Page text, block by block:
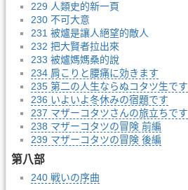
229 人類史的新一頁
230 不可大意
231 被爐是讓人絕望的敵人
232 把大賢者拉出來
233 被爐媽媽桑的說
234 肩こりと腰痛に効きます
235 第二の人生ならぬコタツ生です
236 いよいよ冬休みの宿題です
237 マザーコタツさんの旅立ちです
238 マザーコタツの冒険 前編
239 マザーコタツの冒険 後編
第八部
240 戦いの序曲